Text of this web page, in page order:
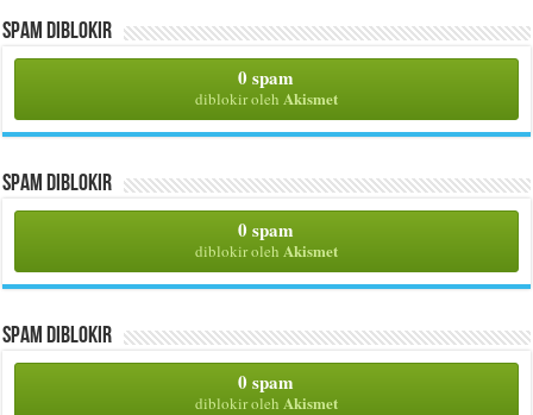
Spam Diblokir
0 spam
diblokir oleh Akismet
Spam Diblokir
0 spam
diblokir oleh Akismet
Spam Diblokir
0 spam
diblokir oleh Akismet